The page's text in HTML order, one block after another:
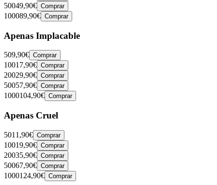
50049,90€ Comprar
100089,90€ Comprar
Apenas Implacable
509,90€ Comprar
10017,90€ Comprar
20029,90€ Comprar
50057,90€ Comprar
1000104,90€ Comprar
Apenas Cruel
5011,90€ Comprar
10019,90€ Comprar
20035,90€ Comprar
50067,90€ Comprar
1000124,90€ Comprar